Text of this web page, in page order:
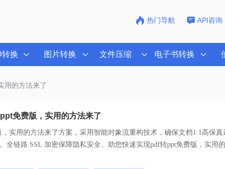
热门导航 API咨询
换 图片转换 文件压缩 电子书转换
用的方法来了
免费版，实用的方法来了
实用的方法来了方案，采用智能对象流重构技术，确保文档1:1高保真
乱码。支持一键批量处理， 全链路 SSL 加密保障隐私安全。助您快速实现pdf转ppt免费版，实用